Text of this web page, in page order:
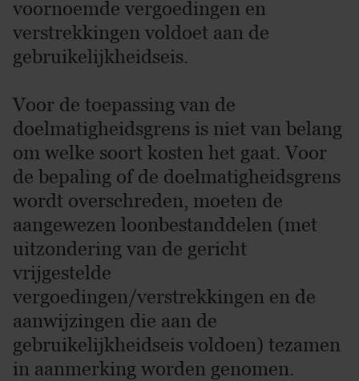
voornoemde vergoedingen en
verstrekkingen voldoet aan de
gebruikelijkheidseis.
Voor de toepassing van de
doelmatigheidsgrens is niet van belang
om welke soort kosten het gaat. Voor
de bepaling of de doelmatigheidsgrens
wordt overschreden, moeten de
aangewezen loonbestanddelen (met
uitzondering van de gericht
vrijgestelde
vergoedingen/verstrekkingen en de
aanwijzingen die aan de
gebruikelijkheidseis voldoen) tezamen
in aanmerking worden genomen.